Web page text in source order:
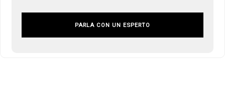
PARLA CON UN ESPERTO